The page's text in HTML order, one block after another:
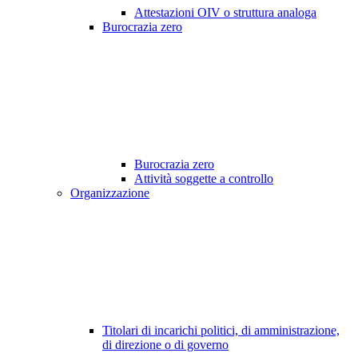
Attestazioni OIV o struttura analoga
Burocrazia zero
Burocrazia zero
Attività soggette a controllo
Organizzazione
Titolari di incarichi politici, di amministrazione,
di direzione o di governo